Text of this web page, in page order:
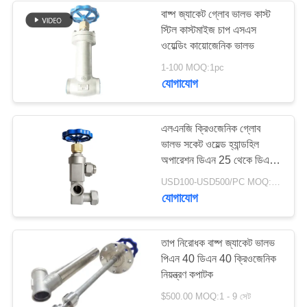
ক্রায়োজেনিক সকেট ওয়েল্ড
গ্লোব ভালভ
ক্রায়োজেনিক ফ্ল্যাঞ্জড গ্লোব
18
বাষ্প জ্যাকেট গ্লোব ভালভ কাস্ট
স্টিল কাস্টমাইজ চাপ এসএস
ওয়েল্ডিং কায়োজেনিক ভালভ
1-100 MOQ:1pc
যোগাযোগ
এলএনজি ক্রিওজেনিক গ্লোব
ভালভ সকেট ওয়েল্ড হ্যান্ডহিল
অপারেশন ডিএন 25 থেকে ডিএন
200
USD100-USD500/PC MOQ:1pc
যোগাযোগ
তাপ নিরোধক বাষ্প জ্যাকেট ভালভ
পিএন 40 ডিএন 40 ক্রিওজেনিক
নিয়ন্ত্রণ কপাটক
$500.00 MOQ:1 - 9 সেট